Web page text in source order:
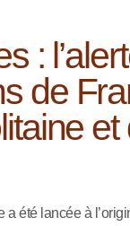
:
de
et
a été lancée à